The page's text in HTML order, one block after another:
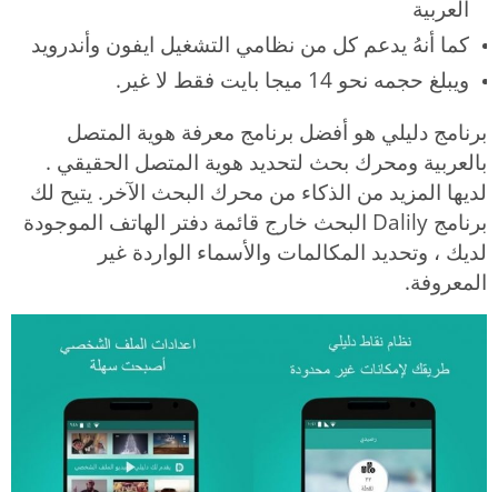
العربية
كما أنهُ يدعم كل من نظامي التشغيل ايفون وأندرويد
ويبلغ حجمه نحو 14 ميجا بايت فقط لا غير.
برنامج دليلي هو أفضل برنامج معرفة هوية المتصل
بالعربية ومحرك بحث لتحديد هوية المتصل الحقيقي .
لديها المزيد من الذكاء من محرك البحث الآخر. يتيح لك
برنامج Dalily البحث خارج قائمة دفتر الهاتف الموجودة
لديك ، وتحديد المكالمات والأسماء الواردة غير
المعروفة.